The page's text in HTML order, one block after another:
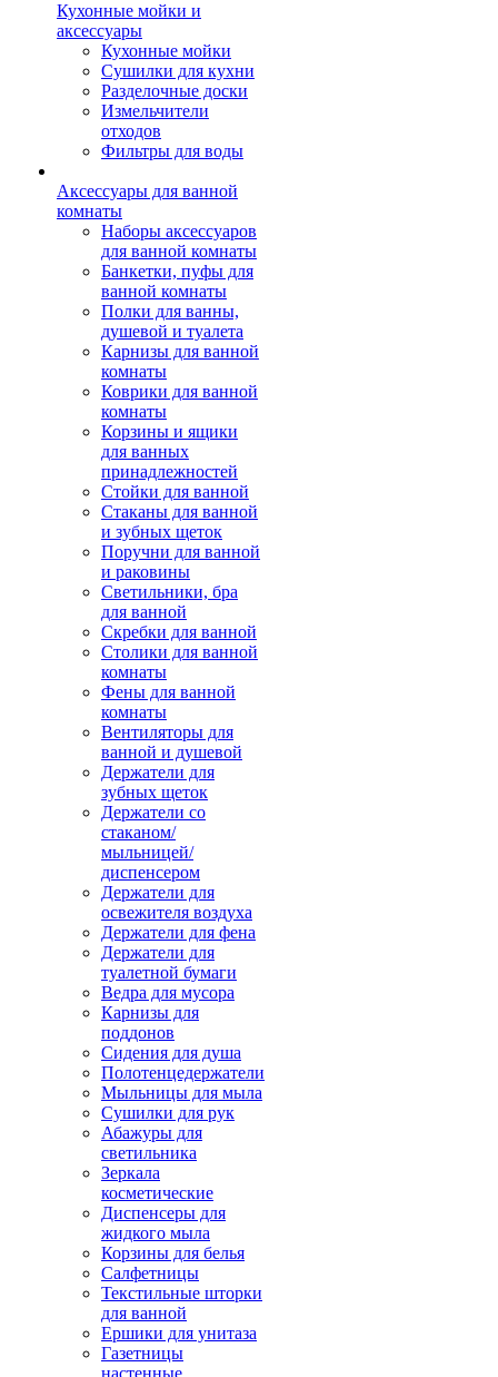
Кухонные мойки и
аксессуары
Кухонные мойки
Сушилки для кухни
Разделочные доски
Измельчители
отходов
Фильтры для воды
Аксессуары для ванной
комнаты
Наборы аксессуаров
для ванной комнаты
Банкетки, пуфы для
ванной комнаты
Полки для ванны,
душевой и туалета
Карнизы для ванной
комнаты
Коврики для ванной
комнаты
Корзины и ящики
для ванных
принадлежностей
Стойки для ванной
Стаканы для ванной
и зубных щеток
Поручни для ванной
и раковины
Светильники, бра
для ванной
Скребки для ванной
Столики для ванной
комнаты
Фены для ванной
комнаты
Вентиляторы для
ванной и душевой
Держатели для
зубных щеток
Держатели со
стаканом/
мыльницей/
диспенсером
Держатели для
освежителя воздуха
Держатели для фена
Держатели для
туалетной бумаги
Ведра для мусора
Карнизы для
поддонов
Сидения для душа
Полотенцедержатели
Мыльницы для мыла
Сушилки для рук
Абажуры для
светильника
Зеркала
косметические
Диспенсеры для
жидкого мыла
Корзины для белья
Салфетницы
Текстильные шторки
для ванной
Ершики для унитаза
Газетницы
настенные